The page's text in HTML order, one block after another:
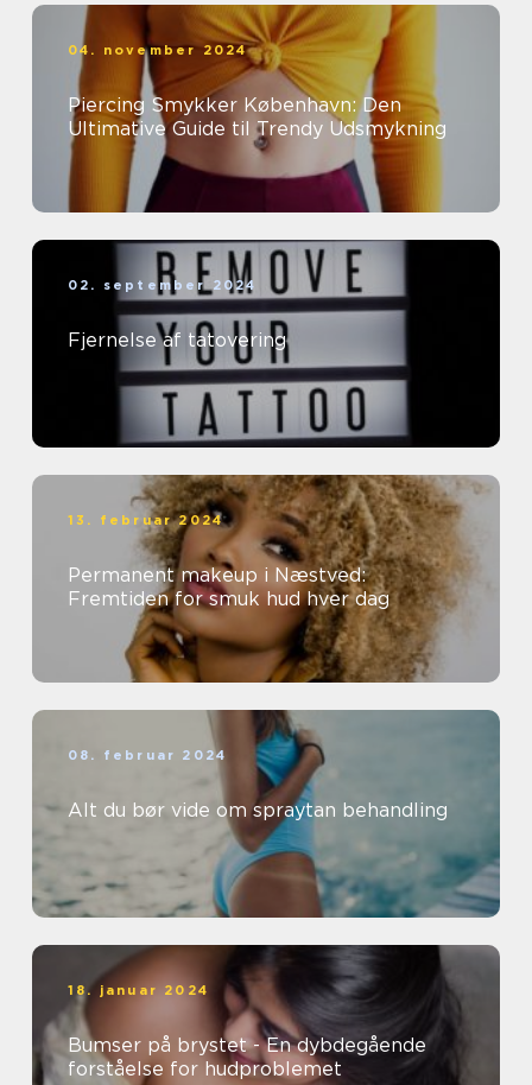
04. november 2024
Piercing Smykker København: Den
Ultimative Guide til Trendy Udsmykning
02. september 2024
Fjernelse af tatovering
13. februar 2024
Permanent makeup i Næstved:
Fremtiden for smuk hud hver dag
08. februar 2024
Alt du bør vide om spraytan behandling
18. januar 2024
Bumser på brystet - En dybdegående
forståelse for hudproblemet